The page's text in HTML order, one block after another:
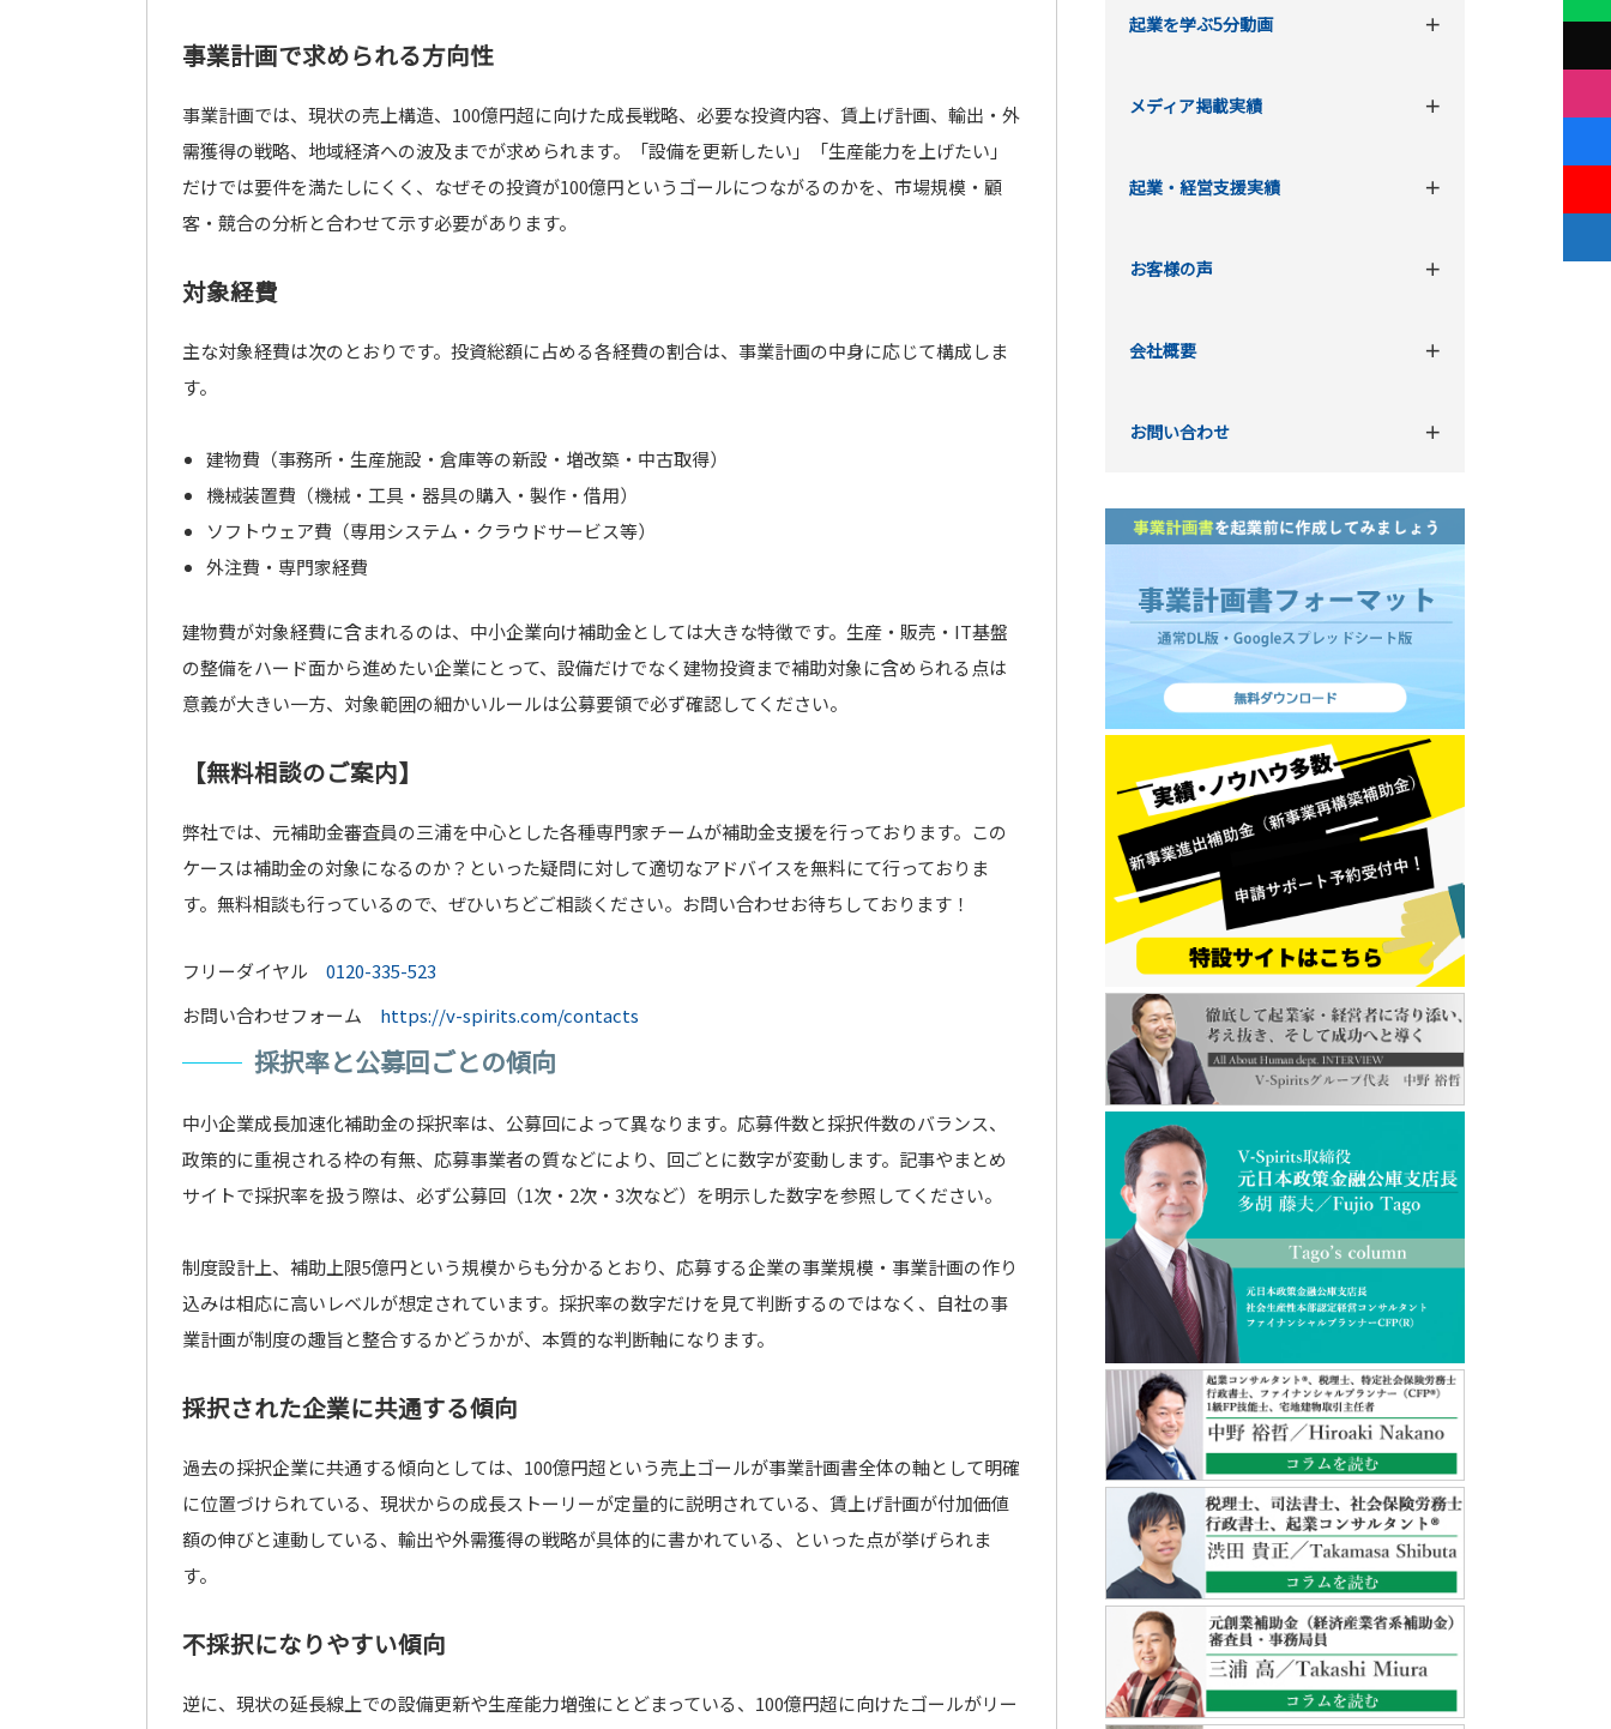
事業計画で求められる方向性
事業計画では、現状の売上構造、100億円超に向けた成長戦略、必要な投資内容、賃上げ計画、輸出・外
需獲得の戦略、地域経済への波及までが求められます。「設備を更新したい」「生産能力を上げたい」
だけでは要件を満たしにくく、なぜその投資が100億円というゴールにつながるのかを、市場規模・顧
客・競合の分析と合わせて示す必要があります。
対象経費
主な対象経費は次のとおりです。投資総額に占める各経費の割合は、事業計画の中身に応じて構成しま
す。
建物費（事務所・生産施設・倉庫等の新設・増改築・中古取得）
機械装置費（機械・工具・器具の購入・製作・借用）
ソフトウェア費（専用システム・クラウドサービス等）
外注費・専門家経費
建物費が対象経費に含まれるのは、中小企業向け補助金としては大きな特徴です。生産・販売・IT基盤
の整備をハード面から進めたい企業にとって、設備だけでなく建物投資まで補助対象に含められる点は
意義が大きい一方、対象範囲の細かいルールは公募要領で必ず確認してください。
【無料相談のご案内】
弊社では、元補助金審査員の三浦を中心とした各種専門家チームが補助金支援を行っております。この
ケースは補助金の対象になるのか？といった疑問に対して適切なアドバイスを無料にて行っておりま
す。無料相談も行っているので、ぜひいちどご相談ください。お問い合わせお待ちしております！
フリーダイヤル 0120-335-523
お問い合わせフォーム https://v-spirits.com/contacts
採択率と公募回ごとの傾向
中小企業成長加速化補助金の採択率は、公募回によって異なります。応募件数と採択件数のバランス、
政策的に重視される枠の有無、応募事業者の質などにより、回ごとに数字が変動します。記事やまとめ
サイトで採択率を扱う際は、必ず公募回（1次・2次・3次など）を明示した数字を参照してください。
制度設計上、補助上限5億円という規模からも分かるとおり、応募する企業の事業規模・事業計画の作り
込みは相応に高いレベルが想定されています。採択率の数字だけを見て判断するのではなく、自社の事
業計画が制度の趣旨と整合するかどうかが、本質的な判断軸になります。
採択された企業に共通する傾向
過去の採択企業に共通する傾向としては、100億円超という売上ゴールが事業計画書全体の軸として明確
に位置づけられている、現状からの成長ストーリーが定量的に説明されている、賃上げ計画が付加価値
額の伸びと連動している、輸出や外需獲得の戦略が具体的に書かれている、といった点が挙げられま
す。
不採択になりやすい傾向
逆に、現状の延長線上での設備更新や生産能力増強にとどまっている、100億円超に向けたゴールがリー
起業を学ぶ5分動画
メディア掲載実績
起業・経営支援実績
お客様の声
会社概要
お問い合わせ